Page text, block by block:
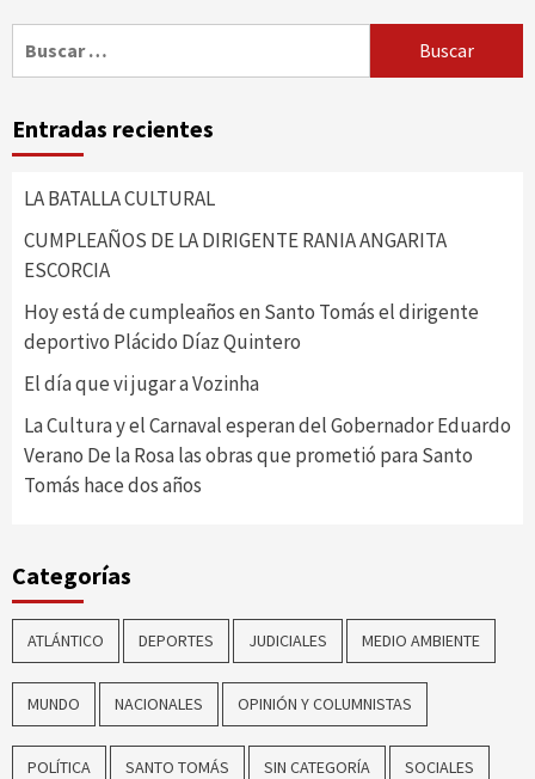
Entradas recientes
LA BATALLA CULTURAL
CUMPLEAÑOS DE LA DIRIGENTE RANIA ANGARITA
ESCORCIA
Hoy está de cumpleaños en Santo Tomás el dirigente
deportivo Plácido Díaz Quintero
El día que vi jugar a Vozinha
La Cultura y el Carnaval esperan del Gobernador Eduardo
Verano De la Rosa las obras que prometió para Santo
Tomás hace dos años
Categorías
ATLÁNTICO DEPORTES JUDICIALES MEDIO AMBIENTE
MUNDO NACIONALES OPINIÓN Y COLUMNISTAS
POLÍTICA SANTO TOMÁS SIN CATEGORÍA SOCIALES